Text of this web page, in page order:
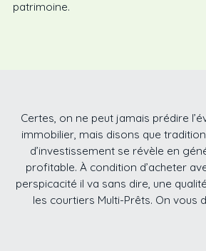
patrimoine.
Certes, on ne peut jamais prédire
immobilier, mais disons que
d’investissement se révèle en
profitable. À condition d’acheter
perspicacité il va sans dire, une
les courtiers Multi-Prêts. On vous